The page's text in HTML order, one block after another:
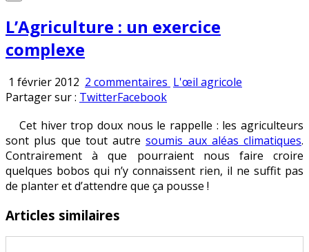
L’Agriculture : un exercice
complexe
1 février 2012 2 commentaires sur
un
exercice
complexe
Publié
L'œil agricole
Partager sur : TwitterFacebook
Cet hiver trop doux nous le rappelle : les agriculteurs
sont plus que tout autresoumis aux aléas climatiques.
Contrairement à que pourraient nous faire croire
quelques bobos qui n’y connaissent rien, il ne suffit pas
de planter et d’attendre que ça pousse !
Articles similaires